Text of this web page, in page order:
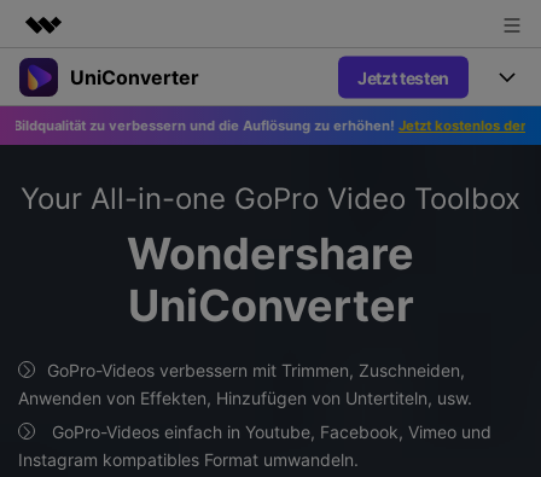
Top-Produkte
KI-gestützte digitale Kreativität
Business
Überblick
Über uns
Support
UniConverter Jetzt testen
Produkte
UniConverter-Video Converter
UniConverter für Windows
UniConverter für Mac
AniSmall-Video Compressor
AniSmall für Desktop
Funktionen
Sprache-zu-Text
Audio und Video.
Erleben Sie leistungsstarke und
intelligente
Konvertierungsfähigkeiten.
Beliebt
Online-Tools
Online Kompressor
Handumdrehen komprimieren.
Neu
Online Konverter
Beliebt
Tipps&Tricks
KI Video-Verbesserung
Automatische Verbesserung von
Neu
Support
zu verbessern und die Auflösung zu erhöhen! Jetzt kostenlos den Foto-
Your All-in-one GoPro Video Toolbox
Wondershare
UniConverter
GoPro-Videos verbessern mit Trimmen, Zuschneiden,
Anwenden von Effekten, Hinzufügen von Untertiteln, usw.
GoPro-Videos einfach in Youtube, Facebook, Vimeo und
Instagram kompatibles Format umwandeln.